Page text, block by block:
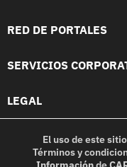
RED DE PORTALES
SERVICIOS
LEGAL
El uso de este
Términos y